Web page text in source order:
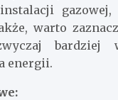
warto
bardziej
energii.